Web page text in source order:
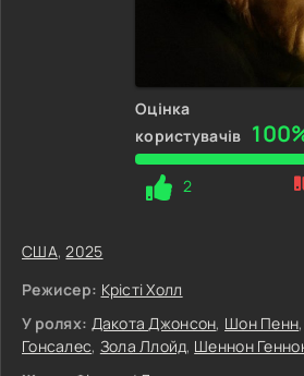
Оцінка
користувачів
2
США,2025
Режисер: Крісті Холл
У ролях: Дакота Джонсон, Шон Пенн,
Гонсалес, Зола Ллойд, Шеннон